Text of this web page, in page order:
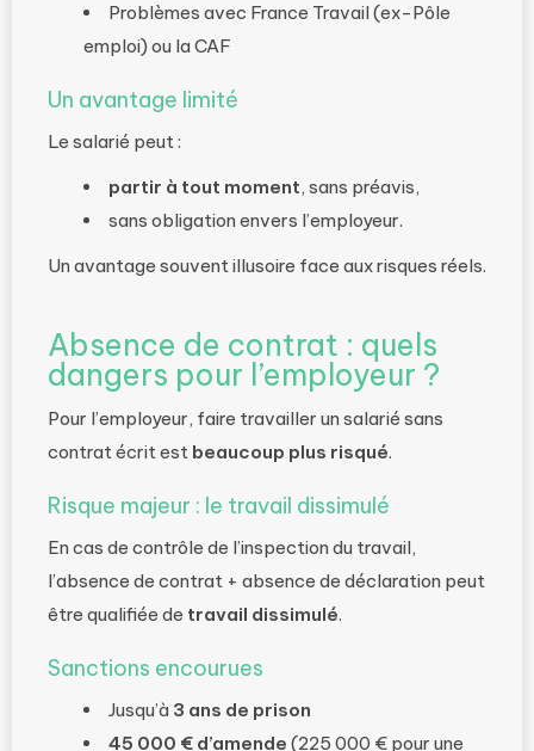
Problèmes avec France Travail (ex-Pôle
emploi) ou la CAF
Un avantage limité
Le salarié peut :
partir à tout moment, sans préavis,
sans obligation envers l’employeur.
Un avantage souvent illusoire face aux risques réels.
Absence de contrat : quels
dangers pour l’employeur ?
Pour l’employeur, faire travailler un salarié sans
contrat écrit est beaucoup plus risqué.
Risque majeur : le travail dissimulé
En cas de contrôle de l’inspection du travail,
l’absence de contrat + absence de déclaration peut
être qualifiée de travail dissimulé.
Sanctions encourues
Jusqu’à 3 ans de prison
45 000 € d’amende (225 000 € pour une